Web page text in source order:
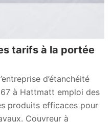
tarifs à la portée
d’étanchéité
à Hattmatt emploi des
produits efficaces pour
Couvreur à